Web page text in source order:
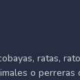
ratas,
o